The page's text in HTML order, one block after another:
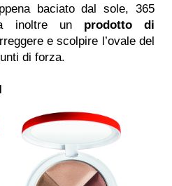
baciato dal sole, 365
inoltre un prodotto di
e scolpire l’ovale del
di forza.